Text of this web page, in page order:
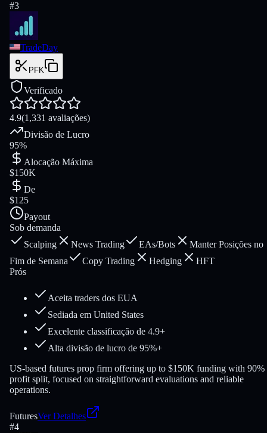
#3
TradeDay
PFK
Verificado
4.9(1,331 avaliações)
Divisão de Lucro
95%
Alocação Máxima
$150K
De
$125
Payout
Sob demanda
Scalping
News Trading EAs/Bots
Manter Posições no
Fim de Semana
Copy Trading Hedging
HFT
Prós
Aceita traders dos EUA
Sediada em United States
Excelente classificação de 4.9+
Alta divisão de lucro de 95%+
US-based futures prop firm offering up to $150K funding with 90%
profit split, focused on straightforward evaluations and reliable
operations.
FuturesVer Detalhes
#4